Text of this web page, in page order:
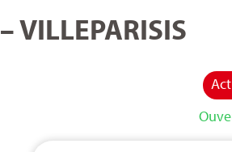
VILLEPARISIS